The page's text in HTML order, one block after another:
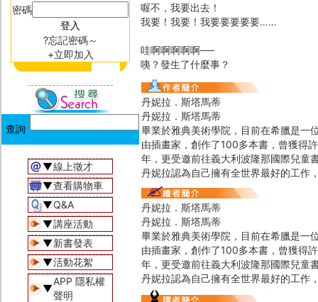
密碼
?忘記密碼～
+立即加入
▼線上徵才
▼查看購物車
▼Q&A
▼講座活動
▼新書發表
▼活動花絮
▼
APP 隱私權
聲明
喔不，我要出去！
我要！我要！我要要要要要……
哇啊啊啊啊啊──
咦？發生了什麼事？
丹妮拉．斯塔馬蒂
丹妮拉．斯塔馬蒂
畢業於雅典美術學院，目前在希臘是一
由插畫家，創作了100多本書，曾獲得
年，更受邀前往義大利波隆那國際兒童
丹妮拉認為自己擁有全世界最好的工作
丹妮拉．斯塔馬蒂
丹妮拉．斯塔馬蒂
畢業於雅典美術學院，目前在希臘是一
由插畫家，創作了100多本書，曾獲得
年，更受邀前往義大利波隆那國際兒童
丹妮拉認為自己擁有全世界最好的工作